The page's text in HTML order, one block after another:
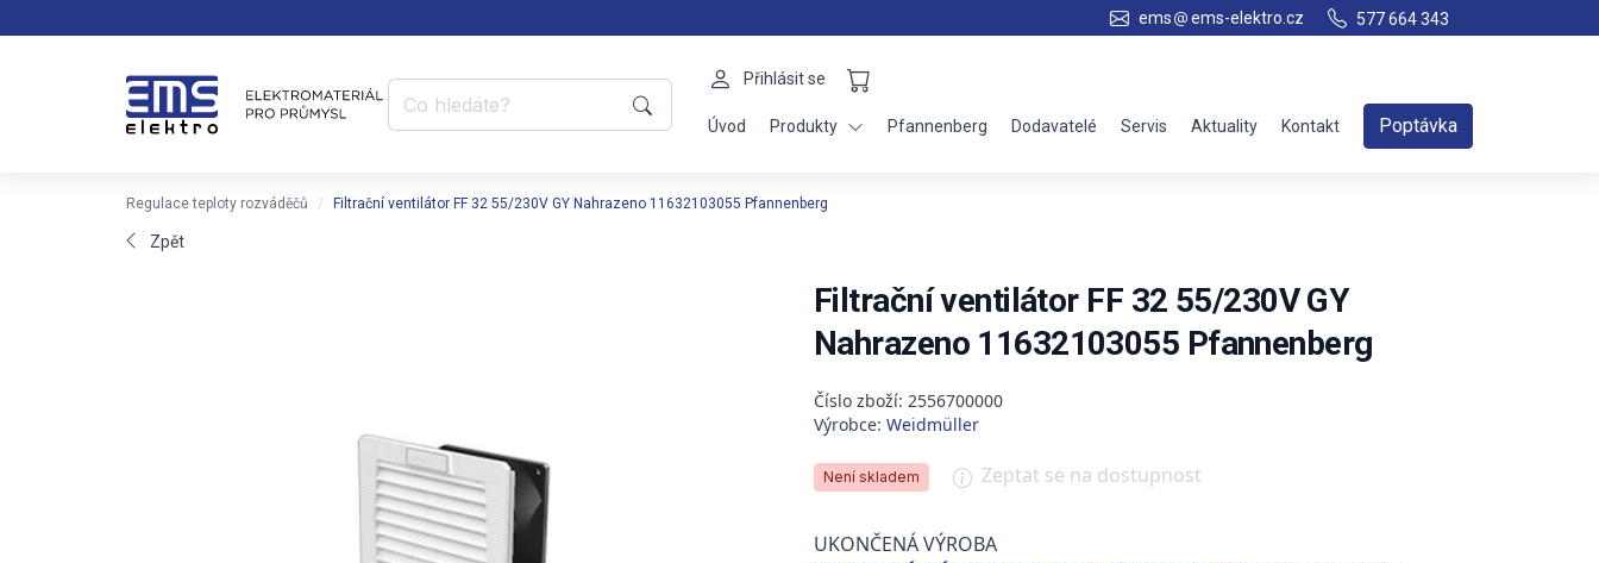
ems ems-elektro.cz 577 664 343
Přihlásit se
Úvod Produkty Pfannenberg Dodavatelé Servis Aktuality Kontakt Poptávka
Regulace teploty rozváděčů Filtrační ventilátor FF 32 55/230V GY Nahrazeno 11632103055 Pfannenberg
Zpět
Filtrační ventilátor FF 32 55/230V GY
Nahrazeno 11632103055 Pfannenberg
Číslo zboží: 2556700000
Výrobce: Weidmüller
Není skladem Zeptat se na dostupnost
UKONČENÁ VÝROBA